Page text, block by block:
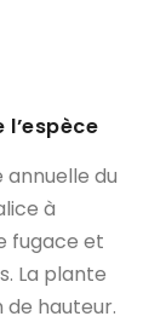
du
à
fugace et
La plante
hauteur.